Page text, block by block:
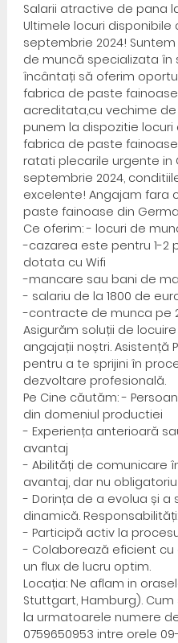
Salarii atractive de pana
Ultimele locuri disponibile
septembrie 2024!
de muncă specializata
încântați să oferim
fabrica de paste fainoase
acreditata,cu vechime de
punem la dispozitie
fabrica de paste
ratati plecarile urgente in
septembrie 2024,
excelente! Angajam fara
paste fainoase din
Ce oferim: - locuri de
-cazarea este pentru 1-2
dotata cu Wifi
-mancare sau bani de
- salariu de la 1800 de
-contracte de munca pe
Asigurăm soluții de
angajații noștri. Asistență
pentru a te sprijini în
dezvoltare profesională.
Pe Cine căutăm: -
din domeniul productiei
- Experiența anterioară
avantaj
- Abilități de comunicare
avantaj, dar nu obligatoriu
- Dorința de a evolua și
dinamică. Responsabilități:
- Participă activ la
- Colaborează eficient
un flux de lucru optim.
Locația: Ne aflam in
Stuttgart, Hamburg).
la urmatoarele numere
0759650953 intre orele 09-